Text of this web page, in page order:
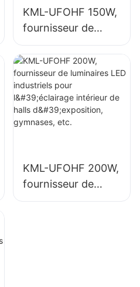
KML-UFOHF 150W,
fournisseur de
luminaires LED
industriels pour
l'éclairage intérieur
des usines,
gymnases, etc.
KML-UFOHF 200W,
fournisseur de
luminaires LED